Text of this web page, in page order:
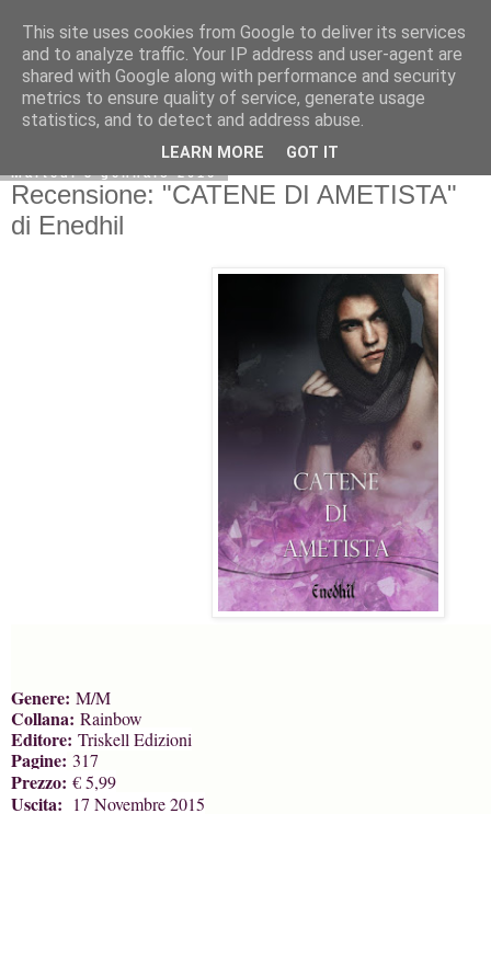
martedì 5 gennaio 2016
Recensione: "CATENE DI AMETISTA"
di Enedhil
Genere: M/M
Collana: Rainbow
Editore: Triskell Edizioni
Pagine: 317
Prezzo: € 5,99
Uscita: 17 Novembre 2015
This site uses cookies from Google to deliver its services
and to analyze traffic. Your IP address and user-agent are
shared with Google along with performance and security
metrics to ensure quality of service, generate usage
statistics, and to detect and address abuse.
LEARN MORE GOT IT